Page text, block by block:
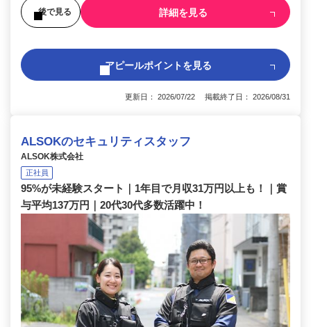
後で見る 詳細を見る
アピールポイントを見る
更新日： 2026/07/22 掲載終了日： 2026/08/31
ALSOKのセキュリティスタッフ
ALSOK株式会社
正社員
95%が未経験スタート｜1年目で月収31万円以上も！｜賞
与平均137万円｜20代30代多数活躍中！